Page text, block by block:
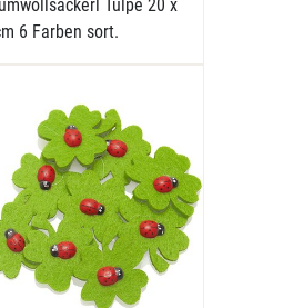
Tulpe 20 x
6 Farben sort.